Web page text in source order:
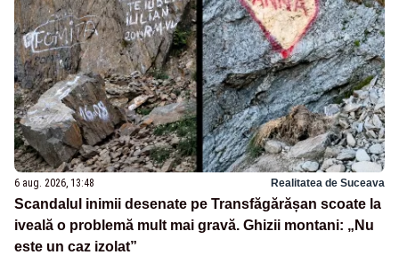
6 aug. 2026, 13:48 Realitatea de Suceava
Scandalul inimii desenate pe Transfăgărășan scoate la
iveală o problemă mult mai gravă. Ghizii montani: „Nu
este un caz izolat”